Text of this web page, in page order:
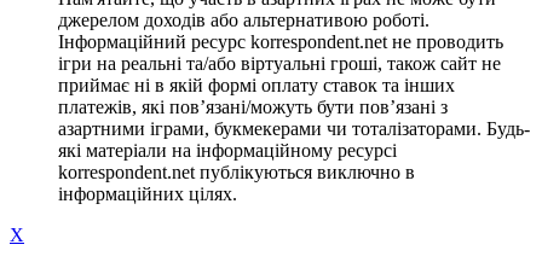
джерелом доходів або альтернативою роботі.
Інформаційний ресурс korrespondent.net не проводить
ігри на реальні та/або віртуальні гроші, також сайт не
приймає ні в якій формі оплату ставок та інших
платежів, які пов’язані/можуть бути пов’язані з
азартними іграми, букмекерами чи тоталізаторами. Будь-
які матеріали на інформаційному ресурсі
korrespondent.net публікуються виключно в
інформаційних цілях.
X